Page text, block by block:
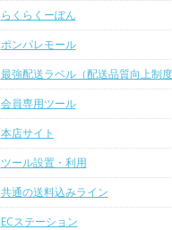
らくらくーぽん
ポンパレモール
最強配送ラベル（配送品質向上制度
会員専用ツール
本店サイト
ツール設置・利用
共通の送料込みライン
ECステーション